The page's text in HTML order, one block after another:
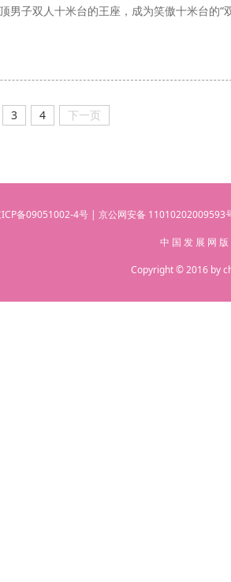
男子双人十米台的王座，成为笑傲十米台的“
3 4 下一页
备09051002-4号 | 京公网安备
中 国 发 展 网
Copyright © 2016 by